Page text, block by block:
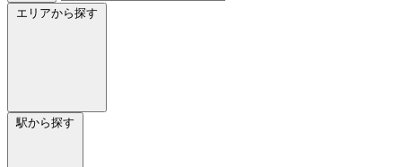
エリアから探す
駅から探す